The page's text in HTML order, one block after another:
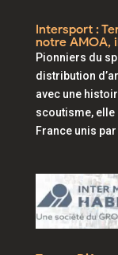
Intersport :
notre AMOA,
Pionniers du
distribution
avec une
scoutisme, elle
France unis